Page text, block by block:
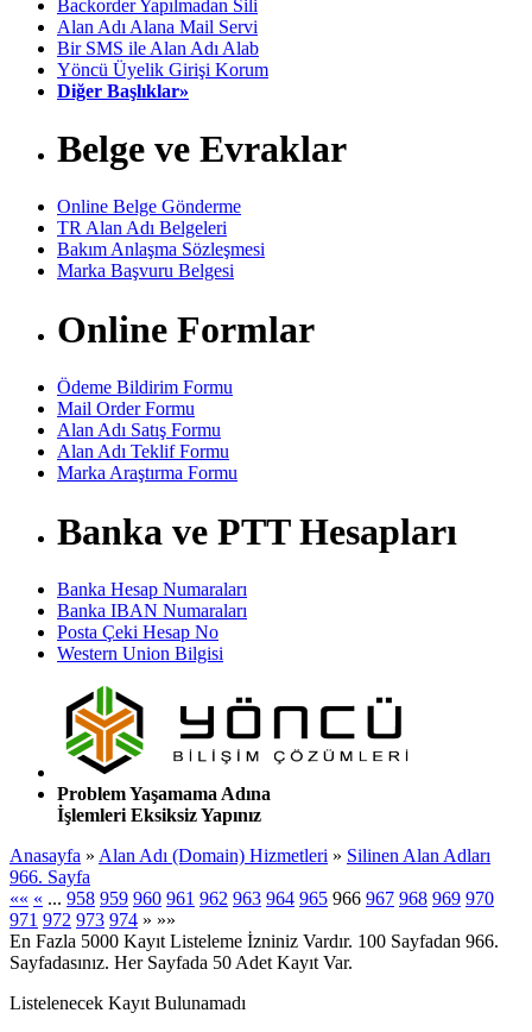
Backorder Yapılmadan Sili
Alan Adı Alana Mail Servi
Bir SMS ile Alan Adı Alab
Yöncü Üyelik Girişi Korum
Diğer Başlıklar»
Belge ve Evraklar
Online Belge Gönderme
TR Alan Adı Belgeleri
Bakım Anlaşma Sözleşmesi
Marka Başvuru Belgesi
Online Formlar
Ödeme Bildirim Formu
Mail Order Formu
Alan Adı Satış Formu
Alan Adı Teklif Formu
Marka Araştırma Formu
Banka ve PTT Hesapları
Banka Hesap Numaraları
Banka IBAN Numaraları
Posta Çeki Hesap No
Western Union Bilgisi
Problem Yaşamama Adına
İşlemleri Eksiksiz Yapınız
Anasayfa » Alan Adı (Domain) Hizmetleri » Silinen Alan Adları
966. Sayfa
«« « ... 958 959 960 961 962 963 964 965 966 967 968 969 970
971 972 973 974 » »»
En Fazla 5000 Kayıt Listeleme İzniniz Vardır. 100 Sayfadan 966.
Sayfadasınız. Her Sayfada 50 Adet Kayıt Var.
Listelenecek Kayıt Bulunamadı